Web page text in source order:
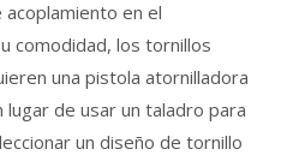
en el
comodidad, los tornillos
una pistola atornilladora
de usar un taladro para
un diseño de tornillo